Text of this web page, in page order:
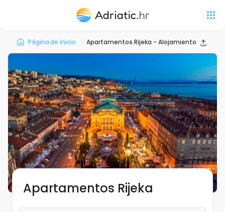
Página de inicio Apartamentos Rijeka - Alojamiento privado
Apartamentos Rijeka